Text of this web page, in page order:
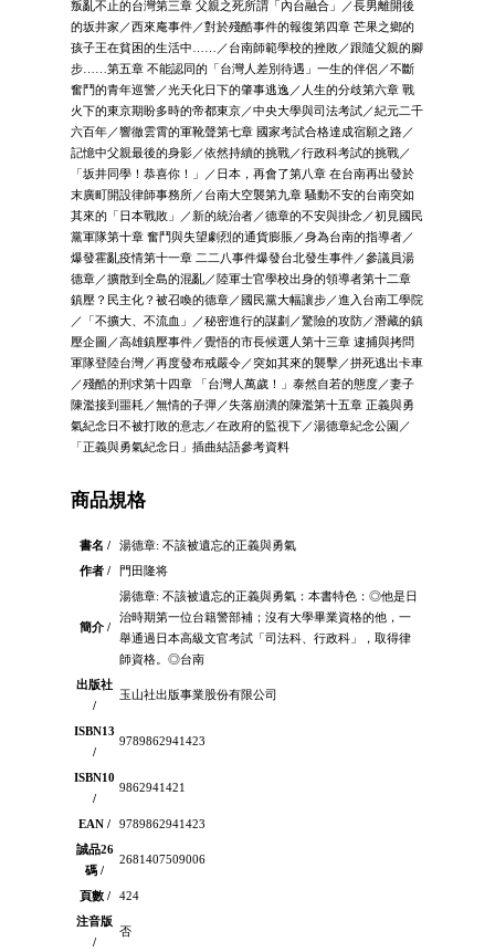
叛亂不止的台灣第三章 父親之死所謂「內台融合」／長男離開後
的坂井家／西來庵事件／對於殘酷事件的報復第四章 芒果之鄉的
孩子王在貧困的生活中……／台南師範學校的挫敗／跟隨父親的腳
步……第五章 不能認同的「台灣人差別待遇」一生的伴侶／不斷
奮鬥的青年巡警／光天化日下的肇事逃逸／人生的分歧第六章 戰
火下的東京期盼多時的帝都東京／中央大學與司法考試／紀元二千
六百年／響徹雲霄的軍靴聲第七章 國家考試合格達成宿願之路／
記憶中父親最後的身影／依然持續的挑戰／行政科考試的挑戰／
「坂井同學！恭喜你！」／日本，再會了第八章 在台南再出發於
末廣町開設律師事務所／台南大空襲第九章 騷動不安的台南突如
其來的「日本戰敗」／新的統治者／德章的不安與掛念／初見國民
黨軍隊第十章 奮鬥與失望劇烈的通貨膨脹／身為台南的指導者／
爆發霍亂疫情第十一章 二二八事件爆發台北發生事件／參議員湯
德章／擴散到全島的混亂／陸軍士官學校出身的領導者第十二章
鎮壓？民主化？被召喚的德章／國民黨大幅讓步／進入台南工學院
／「不擴大、不流血」／秘密進行的謀劃／驚險的攻防／潛藏的鎮
壓企圖／高雄鎮壓事件／覺悟的市長候選人第十三章 逮捕與拷問
軍隊登陸台灣／再度發布戒嚴令／突如其來的襲擊／拼死逃出卡車
／殘酷的刑求第十四章 「台灣人萬歲！」泰然自若的態度／妻子
陳濫接到噩耗／無情的子彈／失落崩潰的陳濫第十五章 正義與勇
氣紀念日不被打敗的意志／在政府的監視下／湯德章紀念公園／
「正義與勇氣紀念日」插曲結語參考資料
商品規格
書名 /
湯德章: 不該被遺忘的正義與勇氣
作者 /
門田隆将
簡介 /
湯德章: 不該被遺忘的正義與勇氣：本書特色：◎他是日
治時期第一位台籍警部補；沒有大學畢業資格的他，一
舉通過日本高級文官考試「司法科、行政科」，取得律
師資格。◎台南
出版社
/
玉山社出版事業股份有限公司
ISBN13
/
9789862941423
ISBN10
/
9862941421
EAN /
9789862941423
誠品26
碼 /
2681407509006
頁數 /
424
注音版
/
否